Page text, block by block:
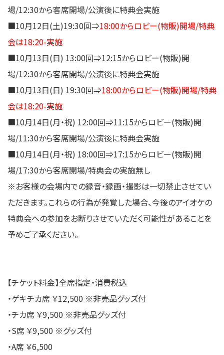
場/12:30から客席開場/公演後に特典会実施
■10⽉12⽇(土)19:30回⇒18:00からロビー(物販)開場/特典
会は18:20-実施
■10⽉13⽇(日) 13:00回⇒12:15からロビー(物販)開
場/12:30から客席開場/公演後に特典会実施
■10⽉13⽇(日) 19:30回⇒18:00からロビー(物販)開場/特典
会は18:20-実施
■10⽉14⽇(月・祝) 12:00回⇒11:15からロビー(物販)開
場/11:30から客席開場/公演後に特典会実施
■10⽉14⽇(月・祝) 18:00回⇒17:15からロビー(物販)開
場/17:30から客席開場/特典会の実施無し
※お客様の会場内での録音・録画・撮影は一切禁止させてい
ただきます。これらの行為が発覚した場合、今後のアイオケの
特典会への参加をお断りさせていただく可能性があることを
予めご了承ください。
【チケット料⾦】全席指定・消費税込
・ゲキチカ席 ￥12,500 ※⾮売品グッズ付
・チカ席 ￥9,500 ※⾮売品グッズ付
・S席 ￥9,500 ※グッズ付
・A席 ￥6,500